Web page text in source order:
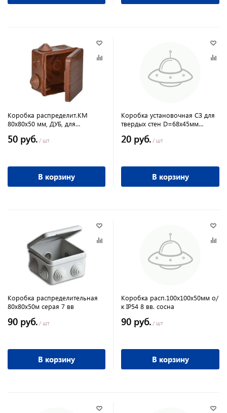
Коробка распределит.КМ
80х80х50 мм, ДУБ, для
крышкой 7вв
50 руб. / шт
В корзину
Коробка установочная СЗ для
твердых стен D=68х45мм
20 руб. / шт
В корзину
Коробка распределительная
80х80х50м серая 7 вв
90 руб. / шт
В корзину
Коробка расп.100х100х50мм о/
к IP54 8 вв. сосна
90 руб. / шт
В корзину